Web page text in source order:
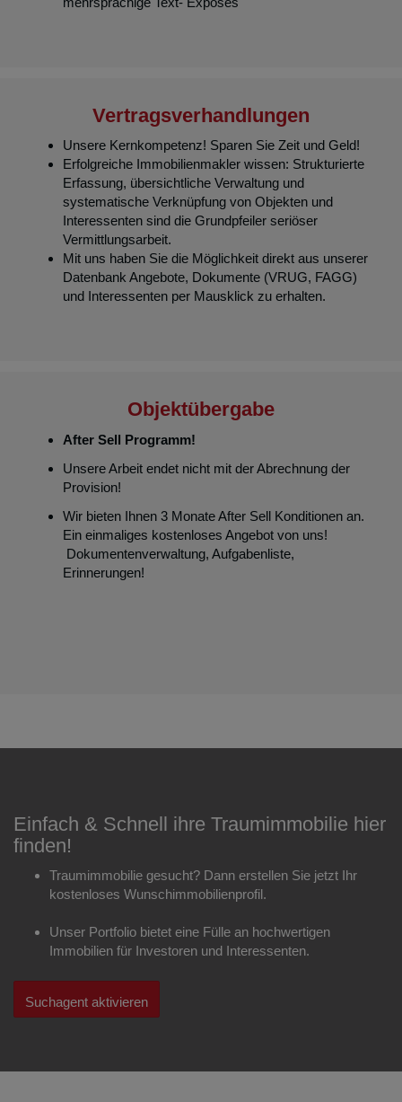
Vertragsverhandlungen
Unsere Kernkompetenz! Sparen Sie Zeit und Geld!
Erfolgreiche Immobilienmakler wissen: Strukturierte
Erfassung, übersichtliche Verwaltung und
systematische Verknüpfung von Objekten und
Interessenten sind die Grundpfeiler seriöser
Vermittlungsarbeit.
Mit uns haben Sie die Möglichkeit direkt aus unserer
Datenbank Angebote, Dokumente (VRUG, FAGG)
und Interessenten per Mausklick zu erhalten.
Objektübergabe
After Sell Programm!
Unsere Arbeit endet nicht mit der Abrechnung der
Provision!
Wir bieten Ihnen 3 Monate After Sell Konditionen an.
Ein einmaliges kostenloses Angebot von uns!
Dokumentenverwaltung, Aufgabenliste,
Erinnerungen!
Einfach & Schnell ihre Traumimmobilie hier
finden!
Traumimmobilie gesucht? Dann erstellen Sie jetzt Ihr
kostenloses Wunschimmobilienprofil.
Unser Portfolio bietet eine Fülle an hochwertigen
Immobilien für Investoren und Interessenten.
Suchagent aktivieren